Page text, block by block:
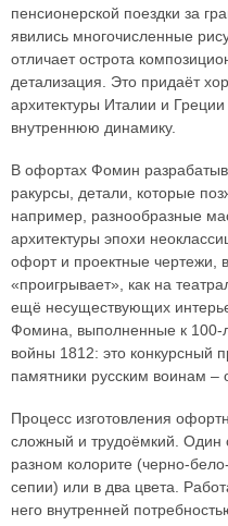
пенсионерской поездки за
явились многочисленные
отличает острота
детализация. Это придаёт
архитектуры Италии и
внутреннюю динамику.
В офортах Фомин
ракурсы, детали, которые
например, разнообразные
архитектуры эпохи
офорт и проектные чертежи,
«проигрывает», как на
ещё несуществующих
Фомина, выполненные к 100-
войны 1812: это конкурсный
памятники русским воинам –
Процесс изготовления
сложный и трудоёмкий. Один
разном колорите (черно-
сепии) или в два цвета.
него внутренней